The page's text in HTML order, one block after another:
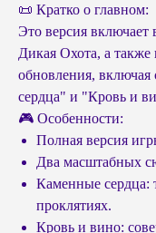
📜 Кратко о главном:
Это версия включает
Дикая Охота, а
обновления,
сердца" и "Кровь и
🎮 Особенности:
Полная версия
Два масштабных
Каменные сердца:
проклятиях.
Кровь и вино: